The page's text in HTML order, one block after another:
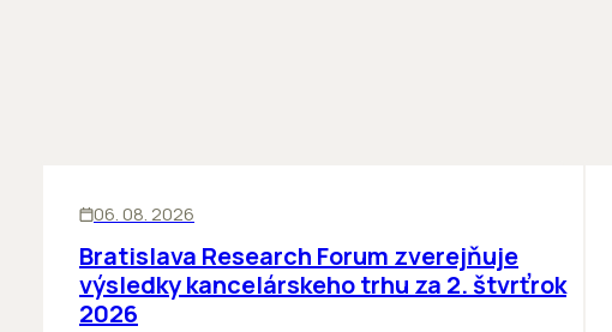
06. 08. 2026
Bratislava Research Forum zverejňuje
výsledky kancelárskeho trhu za 2. štvrťrok
2026